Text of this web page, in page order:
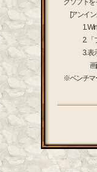
クソフトを
[アンイン
1.
2. 「プ
3. 表示さ
画面の
※ベンチマ